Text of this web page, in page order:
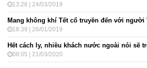
13:26 | 24/03/2019
Mang không khí Tết cổ truyền đến với người
18:39 | 26/01/2019
Hết cách ly, nhiều khách nước ngoài nói sẽ
08:05 | 21/03/2020